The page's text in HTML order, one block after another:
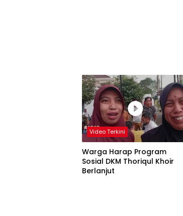
Video Terkini
Warga Harap Program
Sosial DKM Thoriqul Khoir
Berlanjut